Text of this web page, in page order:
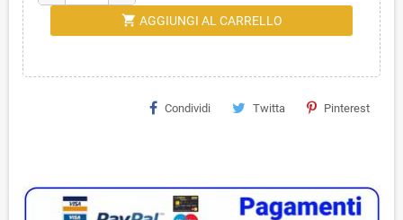
shopping_cart AGGIUNGI AL CARRELLO
Condividi Twitta Pinterest